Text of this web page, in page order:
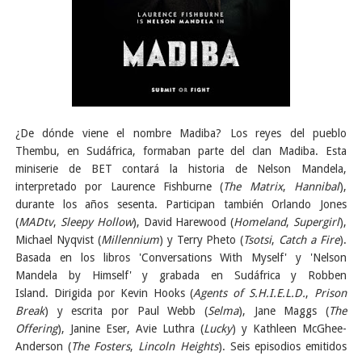
¿De dónde viene el nombre Madiba? Los reyes del pueblo
Thembu, en Sudáfrica, formaban parte del clan Madiba. Esta
miniserie de BET contará la historia de Nelson Mandela,
interpretado por Laurence Fishburne (The Matrix, Hannibal),
durante los años sesenta. Participan también Orlando Jones
(MADtv, Sleepy Hollow), David Harewood (Homeland, Supergirl),
Michael Nyqvist (Millennium) y Terry Pheto (Tsotsi, Catch a Fire).
Basada en los libros 'Conversations With Myself' y 'Nelson
Mandela by Himself' y grabada en Sudáfrica y Robben
Island. Dirigida por Kevin Hooks (Agents of S.H.I.E.L.D., Prison
Break) y escrita por Paul Webb (Selma), Jane Maggs (The
Offering), Janine Eser, Avie Luthra (Lucky) y Kathleen McGhee-
Anderson (The Fosters, Lincoln Heights). Seis episodios emitidos